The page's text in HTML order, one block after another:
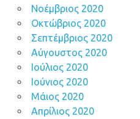
Νοέμβριος 2020
Οκτώβριος 2020
Σεπτέμβριος 2020
Αύγουστος 2020
Ιούλιος 2020
Ιούνιος 2020
Μάιος 2020
Απρίλιος 2020